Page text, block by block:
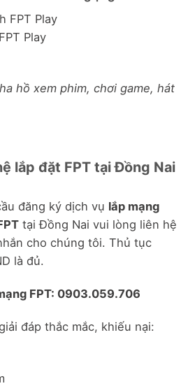
Play
hồ xem phim, chơi game, hát
lắp đặt FPT tại Đồng Nai
đăng ký dịch vụ lắp mạng
tại Đồng Nai vui lòng liên hệ
cho chúng tôi. Thủ tục
là đủ.
FPT: 0903.059.706
đáp thắc mắc, khiếu nại: